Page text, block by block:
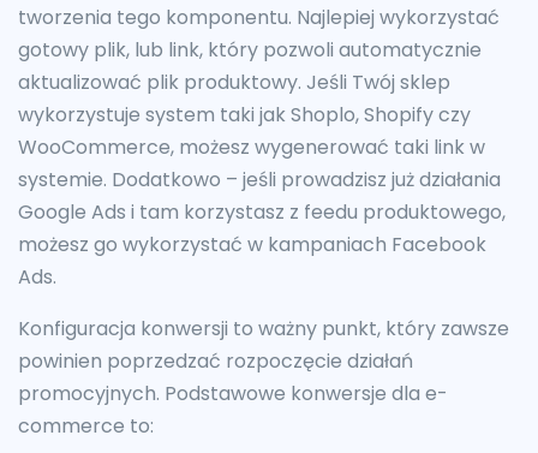
tworzenia tego komponentu. Najlepiej wykorzystać
gotowy plik, lub link, który pozwoli automatycznie
aktualizować plik produktowy. Jeśli Twój sklep
wykorzystuje system taki jak Shoplo, Shopify czy
WooCommerce, możesz wygenerować taki link w
systemie. Dodatkowo – jeśli prowadzisz już działania
Google Ads i tam korzystasz z feedu produktowego,
możesz go wykorzystać w kampaniach Facebook
Ads.
Konfiguracja konwersji to ważny punkt, który zawsze
powinien poprzedzać rozpoczęcie działań
promocyjnych. Podstawowe konwersje dla e-
commerce to: